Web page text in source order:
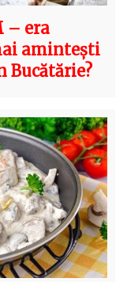
– era
amintești
Bucătărie?